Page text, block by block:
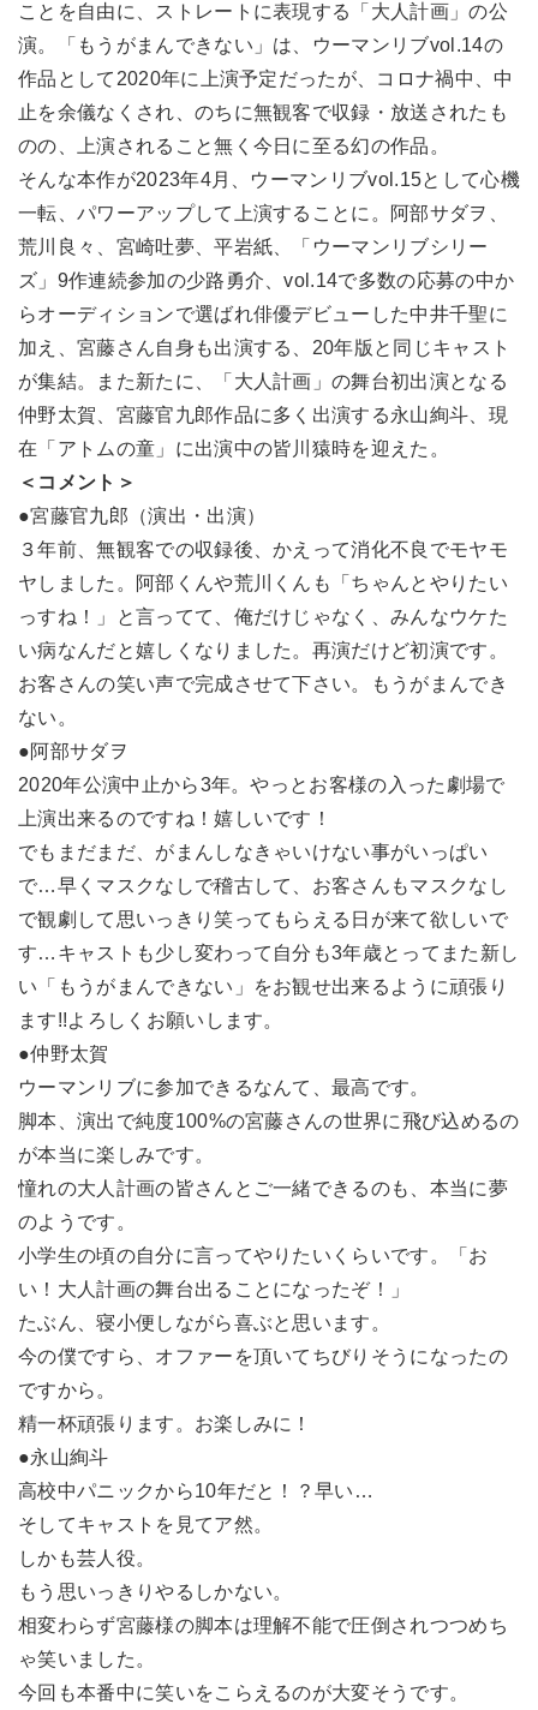
ことを自由に、ストレートに表現する「大人計画」の公
演。「もうがまんできない」は、ウーマンリブvol.14の
作品として2020年に上演予定だったが、コロナ禍中、中
止を余儀なくされ、のちに無観客で収録・放送されたも
のの、上演されること無く今日に至る幻の作品。
そんな本作が2023年4月、ウーマンリブvol.15として心機
一転、パワーアップして上演することに。阿部サダヲ、
荒川良々、宮崎吐夢、平岩紙、「ウーマンリブシリー
ズ」9作連続参加の少路勇介、vol.14で多数の応募の中か
らオーディションで選ばれ俳優デビューした中井千聖に
加え、宮藤さん自身も出演する、20年版と同じキャスト
が集結。また新たに、「大人計画」の舞台初出演となる
仲野太賀、宮藤官九郎作品に多く出演する永山絢斗、現
在「アトムの童」に出演中の皆川猿時を迎えた。
＜コメント＞
●宮藤官九郎（演出・出演）
３年前、無観客での収録後、かえって消化不良でモヤモ
ヤしました。阿部くんや荒川くんも「ちゃんとやりたい
っすね！」と言ってて、俺だけじゃなく、みんなウケた
い病なんだと嬉しくなりました。再演だけど初演です。
お客さんの笑い声で完成させて下さい。もうがまんでき
ない。
●阿部サダヲ
2020年公演中止から3年。やっとお客様の入った劇場で
上演出来るのですね！嬉しいです！
でもまだまだ、がまんしなきゃいけない事がいっぱい
で…早くマスクなしで稽古して、お客さんもマスクなし
で観劇して思いっきり笑ってもらえる日が来て欲しいで
す…キャストも少し変わって自分も3年歳とってまた新し
い「もうがまんできない」をお観せ出来るように頑張り
ます!!よろしくお願いします。
●仲野太賀
ウーマンリブに参加できるなんて、最高です。
脚本、演出で純度100%の宮藤さんの世界に飛び込めるの
が本当に楽しみです。
憧れの大人計画の皆さんとご一緒できるのも、本当に夢
のようです。
小学生の頃の自分に言ってやりたいくらいです。「お
い！大人計画の舞台出ることになったぞ！」
たぶん、寝小便しながら喜ぶと思います。
今の僕ですら、オファーを頂いてちびりそうになったの
ですから。
精一杯頑張ります。お楽しみに！
●永山絢斗
高校中パニックから10年だと！？早い…
そしてキャストを見てア然。
しかも芸人役。
もう思いっきりやるしかない。
相変わらず宮藤様の脚本は理解不能で圧倒されつつめち
ゃ笑いました。
今回も本番中に笑いをこらえるのが大変そうです。